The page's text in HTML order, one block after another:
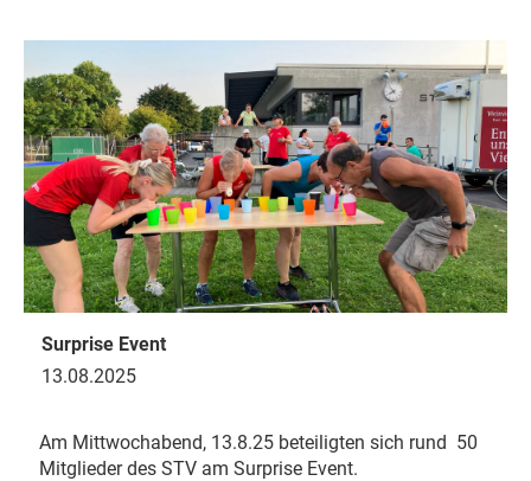
Surprise Event
13.08.2025
Am Mittwochabend, 13.8.25 beteiligten sich rund 50
Mitglieder des STV am Surprise Event.